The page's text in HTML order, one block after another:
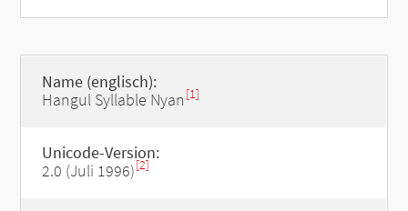
Name (englisch):
Hangul Syllable Nyan [1]
Unicode-Version:
2.0 (Juli 1996)[2]